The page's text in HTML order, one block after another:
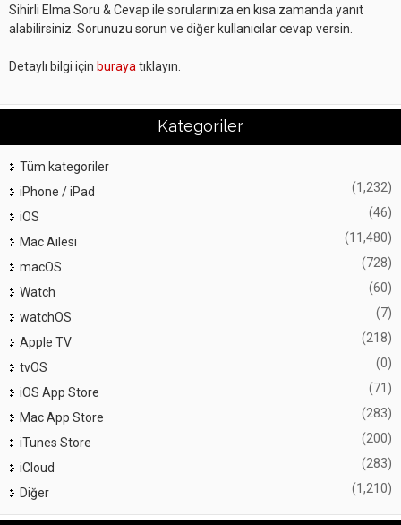
Sihirli Elma Soru & Cevap ile sorularınıza en kısa zamanda yanıt
alabilirsiniz. Sorunuzu sorun ve diğer kullanıcılar cevap versin.
Detaylı bilgi için buraya tıklayın.
Kategoriler
Tüm kategoriler
iPhone / iPad
(1,232)
iOS (46)
Mac Ailesi (11,480)
macOS (728)
Watch (60)
watchOS (7)
Apple TV (218)
tvOS (0)
iOS App Store (71)
Mac App Store (283)
iTunes Store (200)
iCloud (283)
Diğer (1,210)